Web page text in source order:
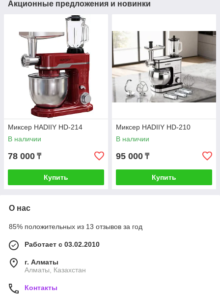
Акционные предложения и новинки
Миксер HADIIY HD-214
В наличии
78 000 ₸
Купить
Миксер HADIIY HD-210
В наличии
95 000 ₸
Купить
О нас
85% положительных из 13 отзывов за год
Работает с 03.02.2010
г. Алматы
Алматы, Казахстан
Контакты